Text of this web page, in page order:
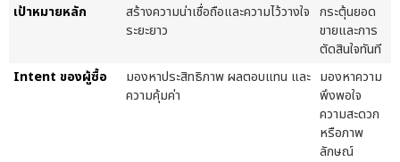
เป้าหมายหลัก
สร้างความน่าเชื่อถือและความไว้วางใจ
ระยะยาว
กระตุ้นยอด
ขายและการ
ตัดสินใจทันที
Intent ของผู้ซื้อ
มองหาประสิทธิภาพ ผลตอบแทน และ
ความคุ้มค่า
มองหาความ
พึงพอใจ
ความสะดวก
หรือภาพ
ลักษณ์